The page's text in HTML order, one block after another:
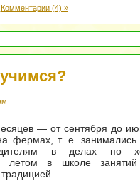
Комментарии (4) »
— от сентября до
т. е. занимались
в делах по
летом в школе